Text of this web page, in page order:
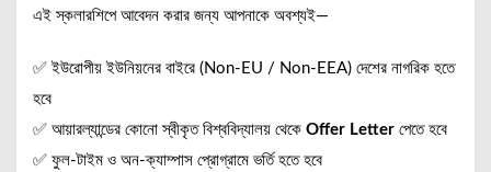
এই স্কলারশিপে আবেদন করার জন্য আপনাকে অবশ্যই—
✅ ইউরোপীয় ইউনিয়নের বাইরে (Non-EU / Non-EEA) দেশের নাগরিক হতে
হবে
✅ আয়ারল্যান্ডের কোনো স্বীকৃত বিশ্ববিদ্যালয় থেকে Offer Letter পেতে হবে
✅ ফুল-টাইম ও অন-ক্যাম্পাস প্রোগ্রামে ভর্তি হতে হবে